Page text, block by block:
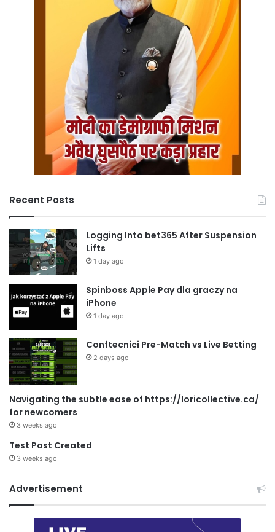
Recent Posts
Logging Into bet365 After Suspension
Lifts
1 day ago
Spinboss Apple Pay dla graczy na
iPhone
1 day ago
Conftecnici Pre-Match vs Live Betting
2 days ago
Navigating the subtle ease of https://loricollective.ca/
for newcomers
3 weeks ago
Test Post Created
3 weeks ago
Advertisement